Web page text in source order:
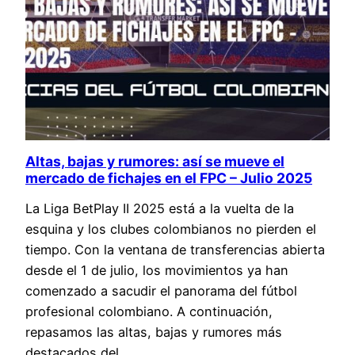
Altas, bajas y rumores: así se mueve el
mercado de fichajes en el FPC – Julio 2025
La Liga BetPlay II 2025 está a la vuelta de la
esquina y los clubes colombianos no pierden el
tiempo. Con la ventana de transferencias abierta
desde el 1 de julio, los movimientos ya han
comenzado a sacudir el panorama del fútbol
profesional colombiano. A continuación,
repasamos las altas, bajas y rumores más